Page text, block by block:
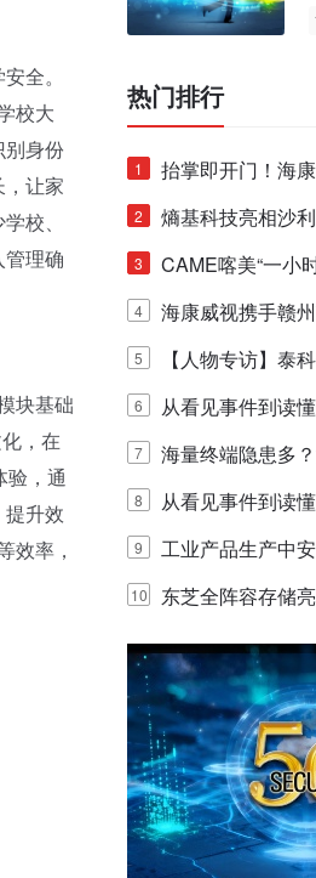
全。
校大
别身份
让家
校、
理确
块基础
，在
验，通
升效
效率，
热门排行
1
抬掌即开门！海
止认人脸，更认"
2
熵基科技亮相沙
脑机技术商业化
3
CAME喀美“一小
能培训正式启动！
4
海康威视携手赣
里绿波网
5
【人物专访】泰
宁解码安防出海
6
从看见事件到读
E IQ 3.20开启安
7
海量终端隐患多
联安全产品，四
8
从看见事件到读
E IQ 3.20开启安
9
工业产品生产中
的实践与探讨
10
东芝全阵容存储
y，以海量数据底
体验